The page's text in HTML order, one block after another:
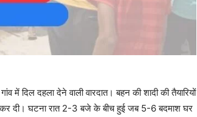
में दिल दहला देने वाली वारदात। बहन की शादी की तैयारियों
कर दी। घटना रात 2-3 बजे के बीच हुई जब 5-6 बदमाश घर